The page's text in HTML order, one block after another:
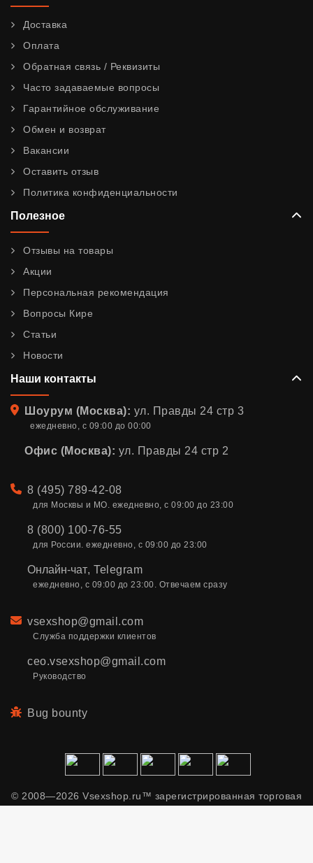
Доставка
Оплата
Обратная связь / Реквизиты
Часто задаваемые вопросы
Гарантийное обслуживание
Обмен и возврат
Вакансии
Оставить отзыв
Политика конфиденциальности
Полезное
Отзывы на товары
Акции
Персональная рекомендация
Вопросы Кире
Статьи
Новости
Наши контакты
Адрес
Шоурум (Москва): ул. Правды 24 стр 3
ежедневно, с 09:00 до 00:00
Офис (Москва): ул. Правды 24 стр 2
Телефон
8 (495) 789-42-08
для Москвы и МО. ежедневно, с 09:00 до 23:00
8 (800) 100-76-55
для России. ежедневно, с 09:00 до 23:00
Онлайн-чат, Telegram
ежедневно, с 09:00 до 23:00. Отвечаем сразу
Email
vsexshop@gmail.com
Служба поддержки клиентов
ceo.vsexshop@gmail.com
Руководство
Bug bounty
© 2008—2026 Vsexshop.ru™ зарегистрированная торговая